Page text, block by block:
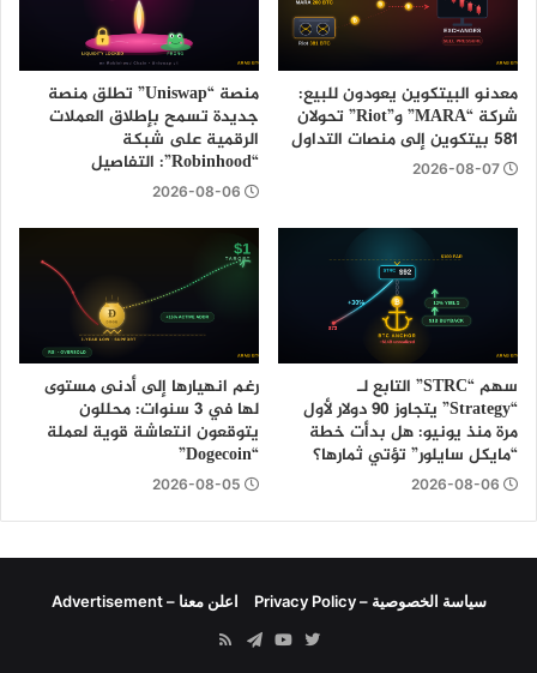
معدنو البيتكوين يعودون للبيع:
شركة “MARA” و”Riot” تحولان
581 بيتكوين إلى منصات التداول
2026-08-07
منصة “Uniswap” تطلق منصة
جديدة تسمح بإطلاق العملات
الرقمية على شبكة
“Robinhood”: التفاصيل
2026-08-06
سهم “STRC” التابع لـ
“Strategy” يتجاوز 90 دولار لأول
مرة منذ يونيو: هل بدأت خطة
“مايكل سايلور” تؤتي ثمارها؟
2026-08-06
رغم انهيارها إلى أدنى مستوى
لها في 3 سنوات: محللون
يتوقعون انتعاشة قوية لعملة
“Dogecoin”
2026-08-05
سياسة الخصوصية – Privacy Policy اعلن معنا – Advertisement